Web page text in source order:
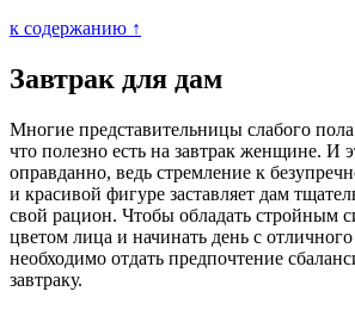
к содержанию ↑
Завтрак для дам
Многие представительницы слабого
что полезно есть на завтрак женщине. И
оправданно, ведь стремление к
и красивой фигуре заставляет дам
свой рацион. Чтобы обладать стройным
цветом лица и начинать день с
необходимо отдать предпочтение
завтраку.